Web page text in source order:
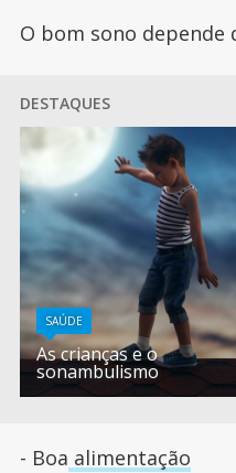
O bom sono depende
DESTAQUES
SAÚDE
As crianças e o
sonambulismo
- Boa alimentação